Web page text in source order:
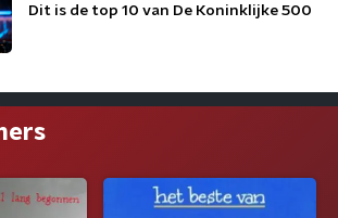
Dit is de top 10 van De Koninklijke 500